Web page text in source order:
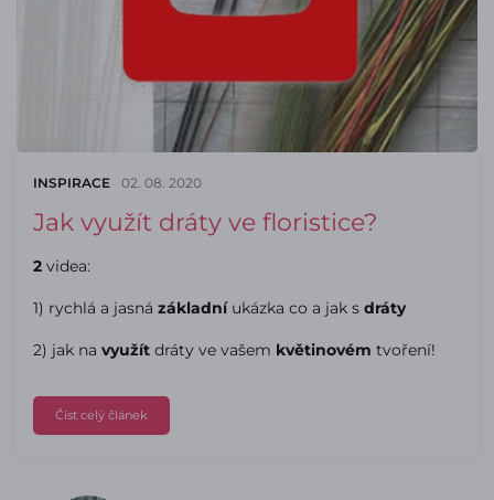
INSPIRACE 02. 08. 2020
Jak využít dráty ve floristice?
2 videa:
1) rychlá a jasná základníukázka co a jak s dráty
2) jak na využít dráty ve vašem květinovém tvoření!
Číst celý článek